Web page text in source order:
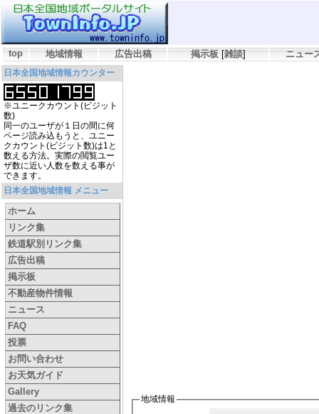
top 地域情報 広告出稿 掲示板 [雑談] ニュー
日本全国地域情報カウンター
※ユニークカウント(ビジット
数)
同一のユーザが１日の間に何
ページ読み込もうと、ユニー
クカウント(ビジット数)は1と
数える方法。実際の閲覧ユー
ザ数に近い人数を数える事が
できます。
日本全国地域情報 メニュー
ホーム
リンク集
鉄道駅別リンク集
広告出稿
掲示板
不動産物件情報
ニュース
FAQ
投票
お問い合わせ
お天気ガイド
Gallery
過去のリンク集
地域情報